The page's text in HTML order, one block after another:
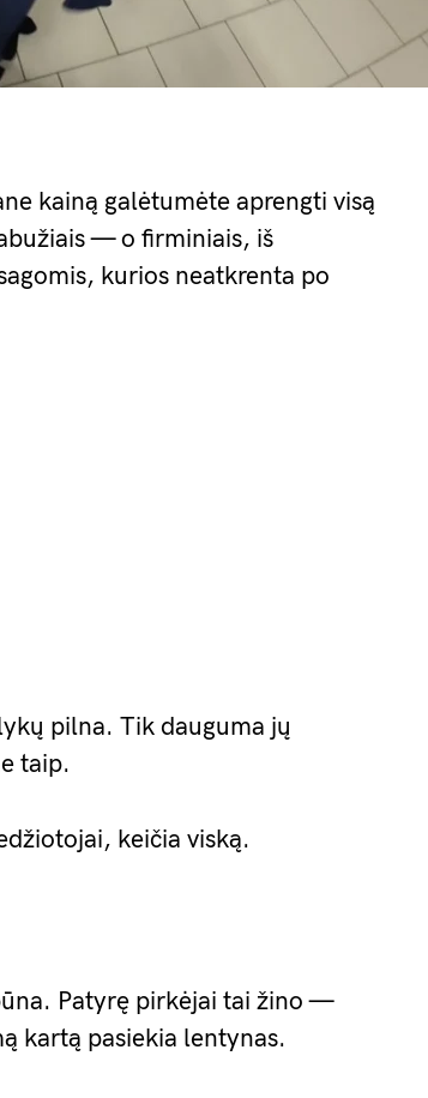
kainą galėtumėte aprengti visą
— o firminiais, iš
kurios neatkrenta po
pilna. Tik dauguma jų
taip.
keičia viską.
Patyrę pirkėjai tai žino —
kartą pasiekia lentynas.